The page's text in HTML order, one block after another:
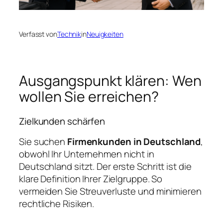
Verfasst vonTechnikinNeuigkeiten
Ausgangspunkt klären: Wen
wollen Sie erreichen?
Zielkunden schärfen
Sie suchen Firmenkunden in Deutschland,
obwohl Ihr Unternehmen nicht in
Deutschland sitzt. Der erste Schritt ist die
klare Definition Ihrer Zielgruppe. So
vermeiden Sie Streuverluste und minimieren
rechtliche Risiken.